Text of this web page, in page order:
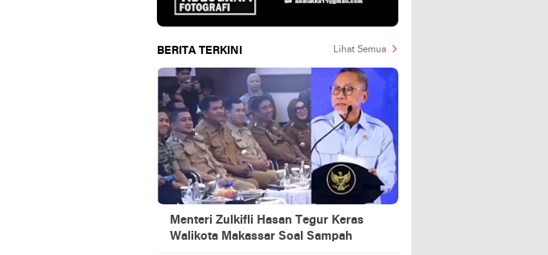
BERITA TERKINI Lihat Semua
Menteri Zulkifli Hasan Tegur Keras
Walikota Makassar Soal Sampah